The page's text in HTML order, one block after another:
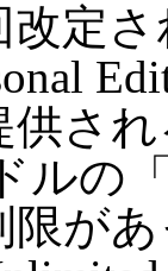
定さ
供さ
ルの
限が